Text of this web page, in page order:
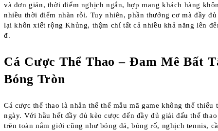
và đơn giản, thời điểm nghịch ngắn, hợp mang khách hàng
nhiều thời điểm nhàn rỗi. Tuy nhiên, phần thưởng cơ mà đầy
lại khôn xiết rộng Khủng, thậm chí tất cả nhiều khả năng lên
đ.
Cá Cược Thể Thao – Đam Mê Bất
Bóng Tròn
Cá cược thể thao là nhân thể thể mẫu mã game không thể
ngày. Với hầu hết đầy đủ kèo cược đến đầy đủ giải đấu thể
trên toàn nắm giới cũng như bóng đá, bóng rổ, nghịch tennis,